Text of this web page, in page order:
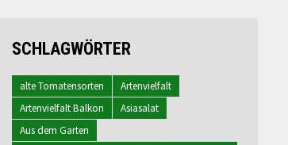
SCHLAGWÖRTER
alte Tomatensorten
Artenvielfalt
Artenvielfalt Balkon
Asiasalat
Aus dem Garten